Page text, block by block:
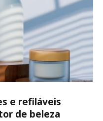
e refiláveis
de beleza